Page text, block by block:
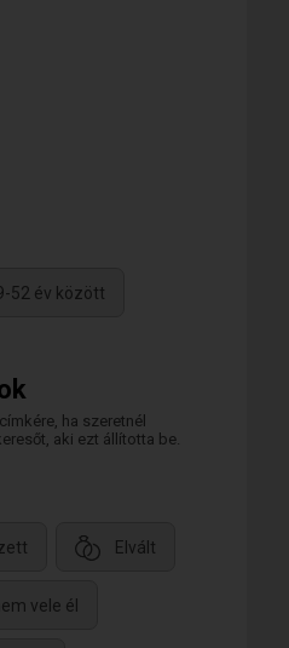
52 év között
ha szeretnél
aki ezt állította be.
Elvált
vele él